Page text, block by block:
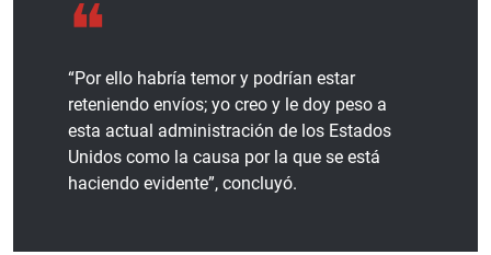
“Por ello habría temor y podrían estar
reteniendo envíos; yo creo y le doy peso a
esta actual administración de los Estados
Unidos como la causa por la que se está
haciendo evidente”, concluyó.